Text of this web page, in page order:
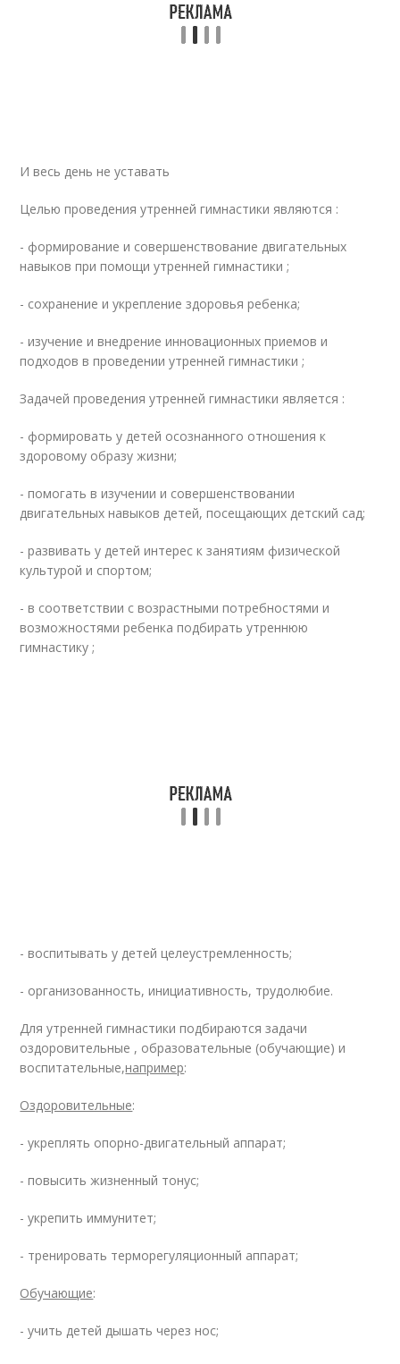
И весь день не уставать
Целью проведения утренней гимнастики являются :
- формирование и совершенствование двигательных
навыков при помощи утренней гимнастики ;
- сохранение и укрепление здоровья ребенка;
- изучение и внедрение инновационных приемов и
подходов в проведении утренней гимнастики ;
Задачей проведения утренней гимнастики является :
- формировать у детей осознанного отношения к
здоровому образу жизни;
- помогать в изучении и совершенствовании
двигательных навыков детей, посещающих детский сад;
- развивать у детей интерес к занятиям физической
культурой и спортом;
- в соответствии с возрастными потребностями и
возможностями ребенка подбирать утреннюю
гимнастику ;
- воспитывать у детей целеустремленность;
- организованность, инициативность, трудолюбие.
Для утренней гимнастики подбираются задачи
оздоровительные , образовательные (обучающие) и
воспитательные,например:
Оздоровительные:
- укреплять опорно-двигательный аппарат;
- повысить жизненный тонус;
- укрепить иммунитет;
- тренировать терморегуляционный аппарат;
Обучающие:
- учить детей дышать через нос;